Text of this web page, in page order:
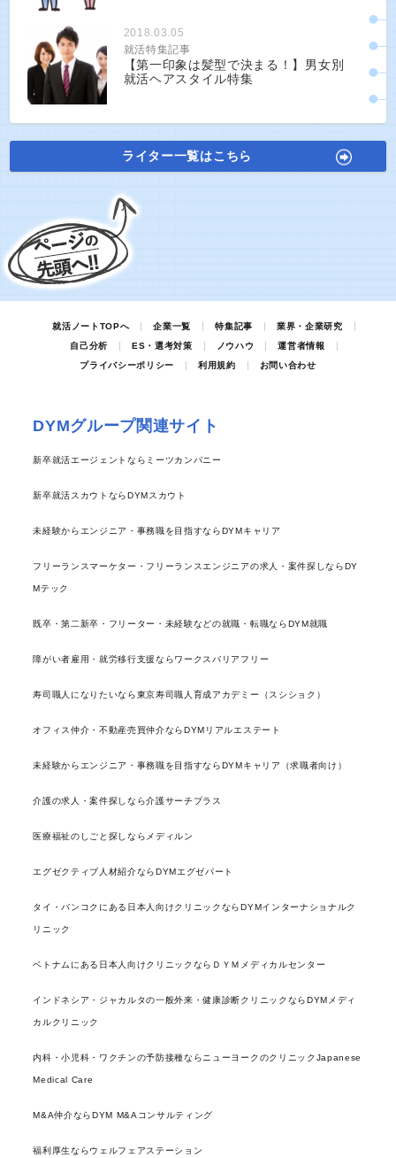
2018.03.05
就活特集記事
【第一印象は髪型で決まる！】男女別
就活ヘアスタイル特集
ライター一覧はこちら
就活ノートTOPへ 企業一覧 特集記事
業界・企業研究
自己分析
ES・選考対策 ノウハウ
運営者情報
プライバシーポリシー
利用規約 お問い合わせ
DYMグループ関連サイト
新卒就活エージェントならミーツカンパニー
新卒就活スカウトならDYMスカウト
未経験からエンジニア・事務職を目指すならDYMキャリア
フリーランスマーケター・フリーランスエンジニアの求人・案件探しならDY
Mテック
既卒・第二新卒・フリーター・未経験などの就職・転職ならDYM就職
障がい者雇用・就労移行支援ならワークスバリアフリー
寿司職人になりたいなら東京寿司職人育成アカデミー（スシショク）
オフィス仲介・不動産売買仲介ならDYMリアルエステート
未経験からエンジニア・事務職を目指すならDYMキャリア（求職者向け）
介護の求人・案件探しなら介護サーチプラス
医療福祉のしごと探しならメディルン
エグゼクティブ人材紹介ならDYMエグゼパート
タイ・バンコクにある日本人向けクリニックならDYMインターナショナルク
リニック
ベトナムにある日本人向けクリニックならＤＹＭメディカルセンター
インドネシア・ジャカルタの一般外来・健康診断クリニックならDYMメディ
カルクリニック
内科・小児科・ワクチンの予防接種ならニューヨークのクリニックJapanese
Medical Care
M&A仲介ならDYM M&Aコンサルティング
福利厚生ならウェルフェアステーション